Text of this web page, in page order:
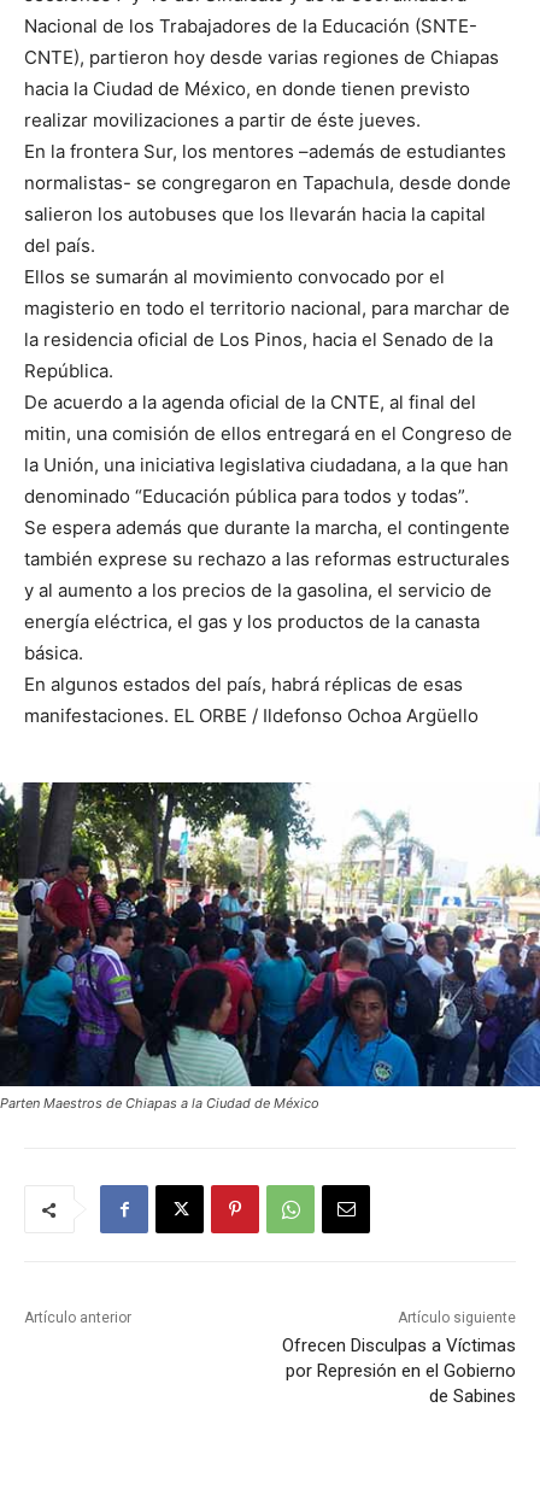
Nacional de los Trabajadores de la Educación (SNTE-
CNTE), partieron hoy desde varias regiones de Chiapas
hacia la Ciudad de México, en donde tienen previsto
realizar movilizaciones a partir de éste jueves.
En la frontera Sur, los mentores –además de estudiantes
normalistas- se congregaron en Tapachula, desde donde
salieron los autobuses que los llevarán hacia la capital
del país.
Ellos se sumarán al movimiento convocado por el
magisterio en todo el territorio nacional, para marchar de
la residencia oficial de Los Pinos, hacia el Senado de la
República.
De acuerdo a la agenda oficial de la CNTE, al final del
mitin, una comisión de ellos entregará en el Congreso de
la Unión, una iniciativa legislativa ciudadana, a la que han
denominado “Educación pública para todos y todas”.
Se espera además que durante la marcha, el contingente
también exprese su rechazo a las reformas estructurales
y al aumento a los precios de la gasolina, el servicio de
energía eléctrica, el gas y los productos de la canasta
básica.
En algunos estados del país, habrá réplicas de esas
manifestaciones. EL ORBE / Ildefonso Ochoa Argüello
Parten Maestros de Chiapas a la Ciudad de México
Artículo anterior Artículo siguiente
Ofrecen Disculpas a Víctimas
por Represión en el Gobierno
de Sabines